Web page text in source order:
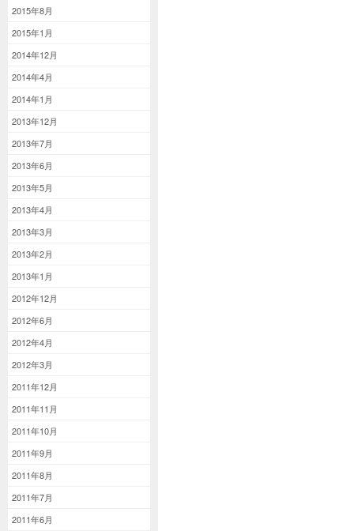
2015年8月
2015年1月
2014年12月
2014年4月
2014年1月
2013年12月
2013年7月
2013年6月
2013年5月
2013年4月
2013年3月
2013年2月
2013年1月
2012年12月
2012年6月
2012年4月
2012年3月
2011年12月
2011年11月
2011年10月
2011年9月
2011年8月
2011年7月
2011年6月